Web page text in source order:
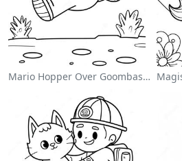
Mario Hopper Over Goombas Farvelægningsside